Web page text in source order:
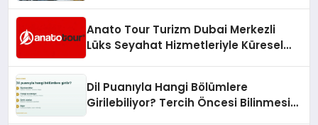
Anato Tour Turizm Dubai Merkezli
Lüks Seyahat Hizmetleriyle Küresel
Dil Puanıyla Hangi Bölümlere
Girilebiliyor? Tercih Öncesi Bilinmesi